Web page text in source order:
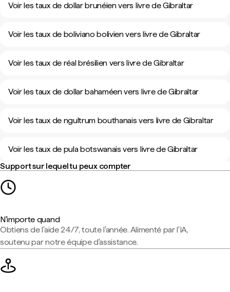
Voir les taux de dollar brunéien vers livre de Gibraltar
Voir les taux de boliviano bolivien vers livre de Gibraltar
Voir les taux de réal brésilien vers livre de Gibraltar
Voir les taux de dollar bahaméen vers livre de Gibraltar
Voir les taux de ngultrum bouthanais vers livre de Gibraltar
Voir les taux de pula botswanais vers livre de Gibraltar
Support sur lequel tu peux compter
N'importe quand
Obtiens de l'aide 24/7, toute l'année. Alimenté par l'IA,
soutenu par notre équipe d'assistance.